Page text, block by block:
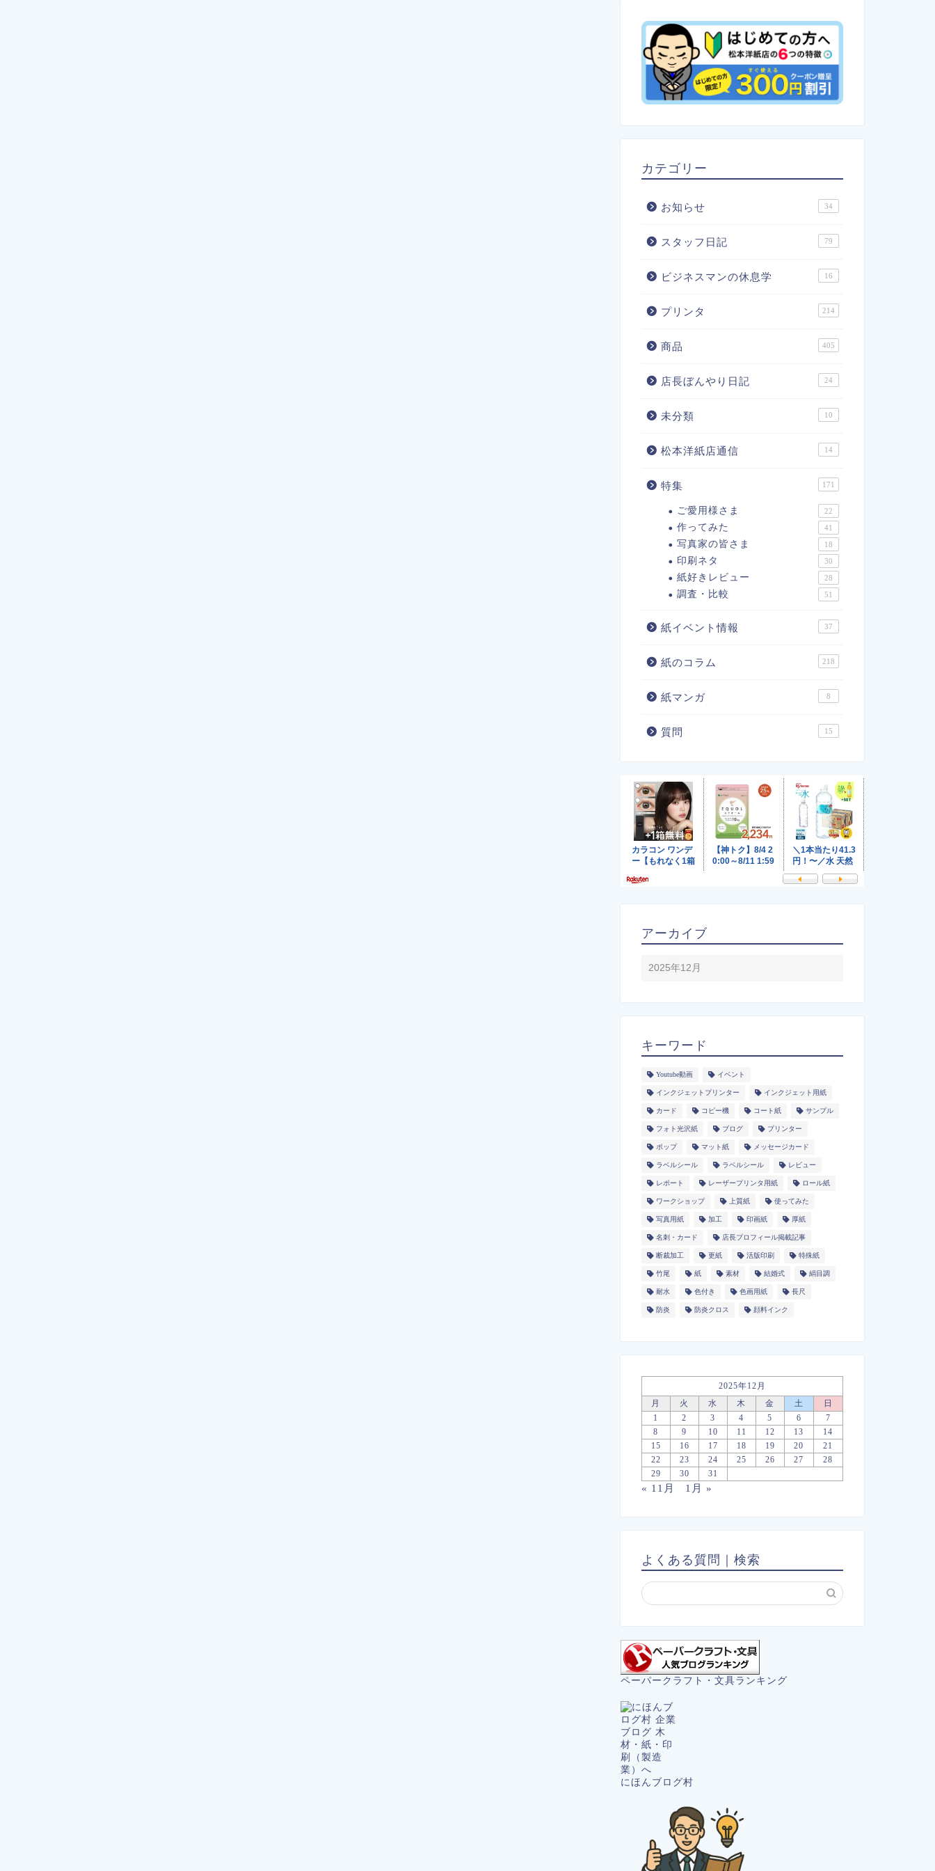
カテゴリー
お知らせ 34
スタッフ日記 79
ビジネスマンの休息学 16
プリンタ 214
商品 405
店長ぼんやり日記 24
未分類 10
松本洋紙店通信 14
特集 171
ご愛用様さま 22
作ってみた 41
写真家の皆さま 18
印刷ネタ 30
紙好きレビュー 28
調査・比較 51
紙イベント情報 37
紙のコラム 218
紙マンガ 8
質問 15
アーカイブ
キーワード
Youtube動画 イベント
インクジェットプリンター インクジェット用紙
カード コピー機 コート紙 サンプル
フォト光沢紙 ブログ プリンター
ポップ マット紙 メッセージカード
ラベルシール ラベルシール レビュー
レポート レーザープリンタ用紙 ロール紙
ワークショップ 上質紙 使ってみた
写真用紙 加工 印画紙 厚紙
名刺・カード 店長プロフィール掲載記事
断裁加工 更紙 活版印刷 特殊紙
竹尾 紙 素材 結婚式 絹目調
耐水 色付き 色画用紙 長尺
防炎 防炎クロス 顔料インク
2025年12月
月
火 水 木 金 土
日
1
2 3 4 5 6
7
8
9 10 11 12 13
14
15
16 17 18 19 20
21
22
23 24 25 26 27
28
29
30 31
« 11月 1月 »
よくある質問｜検索
ペーパークラフト・文具ランキング
にほんブログ村